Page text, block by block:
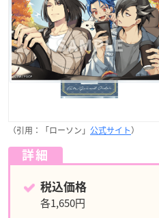
（引用：「ローソン」 公式サイト）
詳細
税込価格
各1,650円